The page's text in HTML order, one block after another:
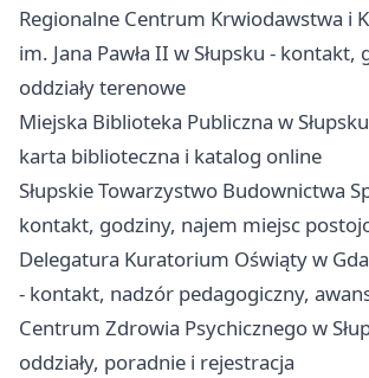
Regionalne Centrum Krwiodawstwa i
im. Jana Pawła II w Słupsku - kontakt,
oddziały terenowe
Miejska Biblioteka Publiczna w
karta biblioteczna i katalog online
Słupskie Towarzystwo Budownictwa
kontakt, godziny, najem miejsc
Delegatura Kuratorium Oświąty w
- kontakt, nadzór pedagogiczny,
Centrum Zdrowia Psychicznego w
oddziały, poradnie i rejestracja